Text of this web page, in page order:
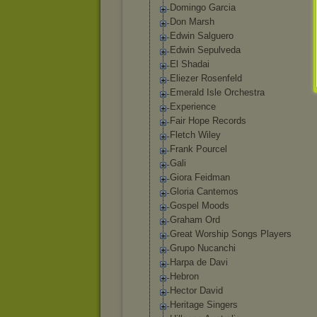
Domingo Garcia
Don Marsh
Edwin Salguero
Edwin Sepulveda
El Shadai
Eliezer Rosenfeld
Emerald Isle Orchestra
Experience
Fair Hope Records
Fletch Wiley
Frank Pourcel
Gali
Giora Feidman
Gloria Cantemos
Gospel Moods
Graham Ord
Great Worship Songs Players
Grupo Nucanchi
Harpa de Davi
Hebron
Hector David
Heritage Singers